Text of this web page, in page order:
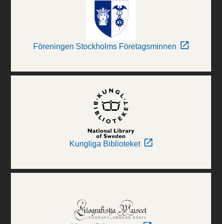
Föreningen Stockholms Företagsminnen
Kungliga Biblioteket